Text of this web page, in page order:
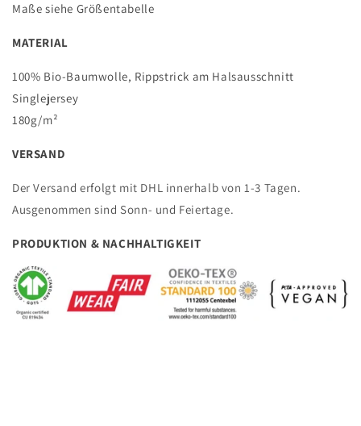
Maße siehe Größentabelle
MATERIAL
100% Bio-Baumwolle, Rippstrick am Halsausschnitt
Singlejersey
180g/m²
VERSAND
Der Versand erfolgt mit DHL innerhalb von 1-3 Tagen.
Ausgenommen sind Sonn- und Feiertage.
PRODUKTION & NACHHALTIGKEIT